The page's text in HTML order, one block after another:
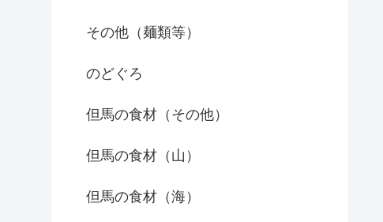
その他（麺類等）
のどぐろ
但馬の食材（その他）
但馬の食材（山）
但馬の食材（海）